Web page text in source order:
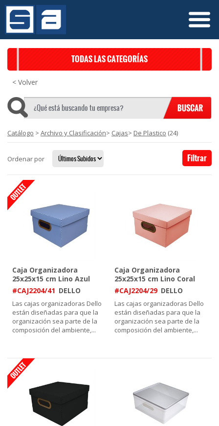
TODAS LAS CATEGORÍAS
< Volver
Catálogo > Archivo y Clasificación> Cajas> De Plastico (24)
Ordenar por Filtrar
Caja Organizadora
25x25x15 cm Lino Azul
#CAJ2204/41 DELLO
Las cajas organizadoras Dello
están diseñadas para que la
organización sea parte de la
composición del ambiente,...
Caja Organizadora
25x25x15 cm Lino Coral
#CAJ2204/29 DELLO
Las cajas organizadoras Dello
están diseñadas para que la
organización sea parte de la
composición del ambiente,...